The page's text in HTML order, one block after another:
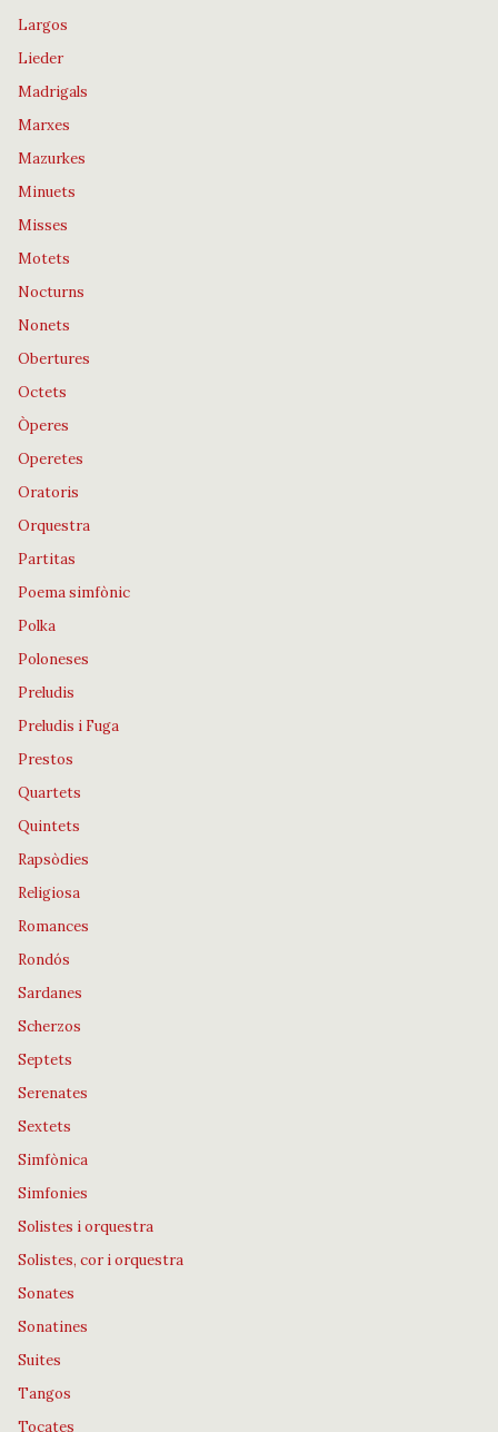
Largos
Lieder
Madrigals
Marxes
Mazurkes
Minuets
Misses
Motets
Nocturns
Nonets
Obertures
Octets
Òperes
Operetes
Oratoris
Orquestra
Partitas
Poema simfònic
Polka
Poloneses
Preludis
Preludis i Fuga
Prestos
Quartets
Quintets
Rapsòdies
Religiosa
Romances
Rondós
Sardanes
Scherzos
Septets
Serenates
Sextets
Simfònica
Simfonies
Solistes i orquestra
Solistes, cor i orquestra
Sonates
Sonatines
Suites
Tangos
Tocates